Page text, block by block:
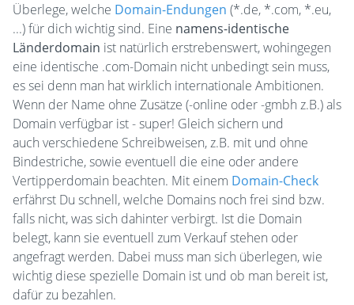
Überlege, welche Domain-Endungen (*.de, *.com, *.eu,
...) für dich wichtig sind. Eine namens-identische
Länderdomain ist natürlich erstrebenswert, wohingegen
eine identische .com-Domain nicht unbedingt sein muss,
es sei denn man hat wirklich internationale Ambitionen.
Wenn der Name ohne Zusätze (-online oder -gmbh z.B.) als
Domain verfügbar ist - super! Gleich sichern und
auch verschiedene Schreibweisen, z.B. mit und ohne
Bindestriche, sowie eventuell die eine oder andere
Vertipperdomain beachten. Mit einem Domain-Check
erfährst Du schnell, welche Domains noch frei sind bzw.
falls nicht, was sich dahinter verbirgt. Ist die Domain
belegt, kann sie eventuell zum Verkauf stehen oder
angefragt werden. Dabei muss man sich überlegen, wie
wichtig diese spezielle Domain ist und ob man bereit ist,
dafür zu bezahlen.